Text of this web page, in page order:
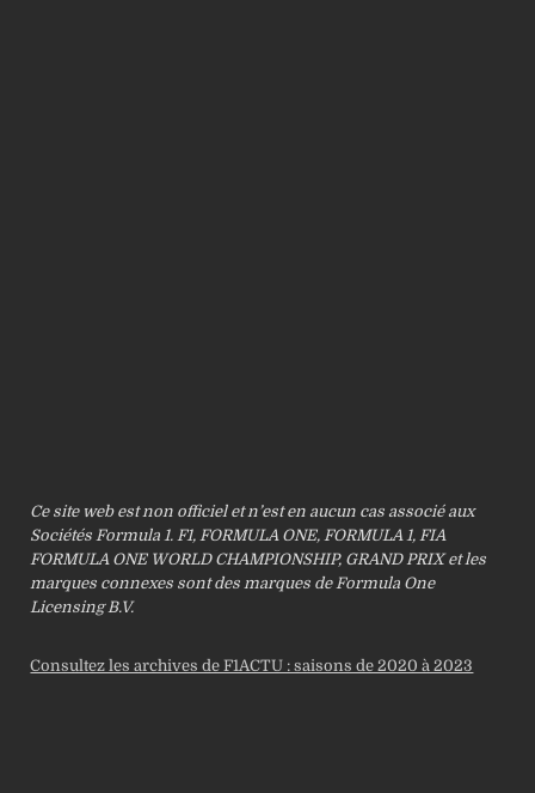
Ce site web est non officiel et n’est en aucun cas associé aux
Sociétés Formula 1. F1, FORMULA ONE, FORMULA 1, FIA
FORMULA ONE WORLD CHAMPIONSHIP, GRAND PRIX et les
marques connexes sont des marques de Formula One
Licensing B.V.
Consultez les archives de F1ACTU : saisons de 2020 à 2023